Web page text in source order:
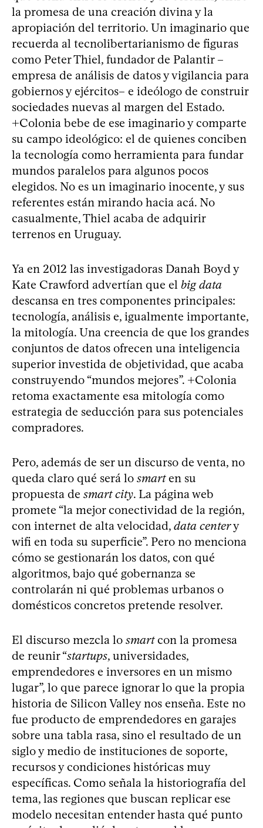
la promesa de una creación divina y la
apropiación del territorio. Un imaginario que
recuerda al tecnolibertarianismo de figuras
como Peter Thiel, fundador de Palantir –
empresa de análisis de datos y vigilancia para
gobiernos y ejércitos– e ideólogo de construir
sociedades nuevas al margen del Estado.
+Colonia bebe de ese imaginario y comparte
su campo ideológico: el de quienes conciben
la tecnología como herramienta para fundar
mundos paralelos para algunos pocos
elegidos. No es un imaginario inocente, y sus
referentes están mirando hacia acá. No
casualmente, Thiel acaba de adquirir
terrenos en Uruguay.
Ya en 2012 las investigadoras Danah Boyd y
Kate Crawford advertían que el big data
descansa en tres componentes principales:
tecnología, análisis e, igualmente importante,
la mitología. Una creencia de que los grandes
conjuntos de datos ofrecen una inteligencia
superior investida de objetividad, que acaba
construyendo “mundos mejores”. +Colonia
retoma exactamente esa mitología como
estrategia de seducción para sus potenciales
compradores.
Pero, además de ser un discurso de venta, no
queda claro qué será lo smarten su
propuesta de smart city. La página web
promete “la mejor conectividad de la región,
con internet de alta velocidad, data centery
wifi en toda su superficie”. Pero no menciona
cómo se gestionarán los datos, con qué
algoritmos, bajo qué gobernanza se
controlarán ni qué problemas urbanos o
domésticos concretos pretende resolver.
El discurso mezcla lo smartcon la promesa
de reunir “startups, universidades,
emprendedores e inversores en un mismo
lugar”, lo que parece ignorar lo que la propia
historia de Silicon Valley nos enseña. Este no
fue producto de emprendedores en garajes
sobre una tabla rasa, sino el resultado de un
siglo y medio de instituciones de soporte,
recursos y condiciones históricas muy
específicas. Como señala la historiografía del
tema, las regiones que buscan replicar ese
modelo necesitan entender hasta qué punto